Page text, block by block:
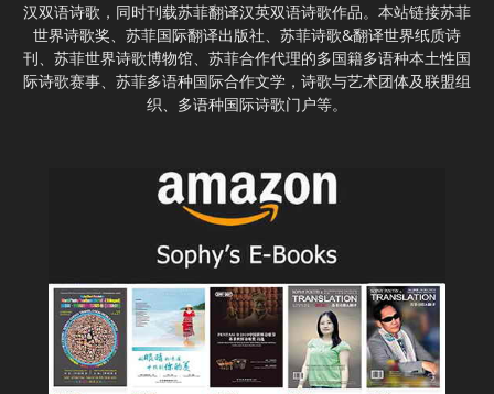
汉双语诗歌，同时刊载苏菲翻译汉英双语诗歌作品。本站链接苏菲
世界诗歌奖、苏菲国际翻译出版社、苏菲诗歌&翻译世界纸质诗
刊、苏菲世界诗歌博物馆、苏菲合作代理的多国籍多语种本土性国
际诗歌赛事、苏菲多语种国际合作文学，诗歌与艺术团体及联盟组
织、多语种国际诗歌门户等。